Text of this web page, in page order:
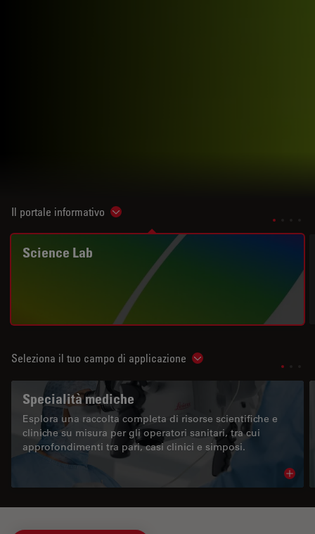
Il portale informativo Show subnavigation
Science Lab
Seleziona il tuo campo di applicazione Show subnavigation
Specialità mediche
Esplora una raccolta completa di risorse scientifiche e
cliniche su misura per gli operatori sanitari, tra cui
approfondimenti tra pari, casi clinici e simposi.